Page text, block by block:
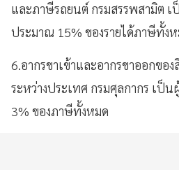
และภาษีรถยนต์ กรมสรรพสามิต
ประมาณ 15% ของรายได้ภาษีทั้ง
6.อากรขาเข้าและอากรขาออกขอ
ระหว่างประเทศ กรมศุลกากร เป็
3% ของภาษีทั้งหมด